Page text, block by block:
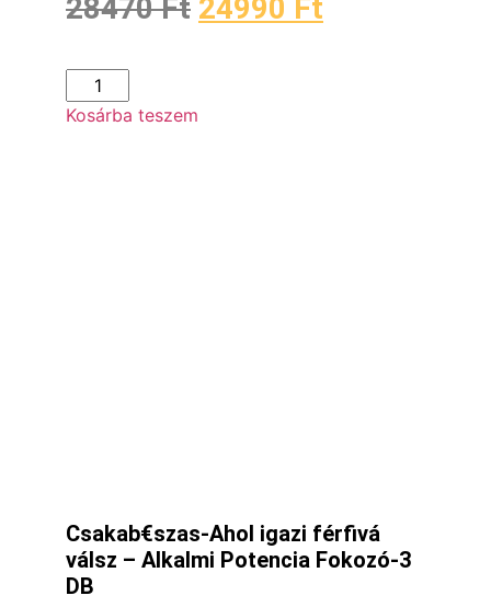
28470Ft 24990 Ft
Kosárba teszem
Csakab€szas-Ahol igazi férfivá
válsz – Alkalmi Potencia Fokozó-3
DB